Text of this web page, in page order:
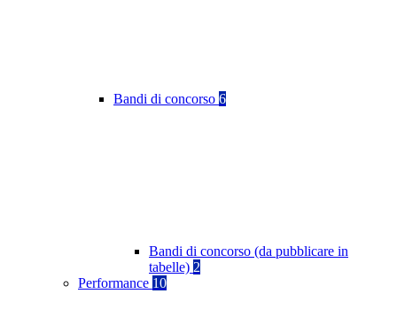
Bandi di concorso 6
Bandi di concorso (da pubblicare in
tabelle) 2
Performance 10